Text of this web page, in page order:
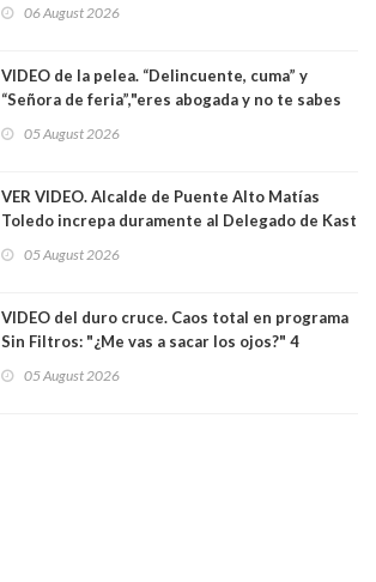
al "ring raja". Se trata de Andrés Arrieta y la
06 August 2026
VIDEO de la pelea. “Delincuente, cuma” y
“Señora de feria”,"eres abogada y no te sabes
senadoras Camila Flores y Fabiola Campillai en
05 August 2026
VER VIDEO. Alcalde de Puente Alto Matías
Toledo increpa duramente al Delegado de Kast
delegado nuevamente arrancando"
05 August 2026
VIDEO del duro cruce. Caos total en programa
Sin Filtros: "¿Me vas a sacar los ojos?" 4
excarabinero que dejó ciego a Gustavo Gatica:
05 August 2026